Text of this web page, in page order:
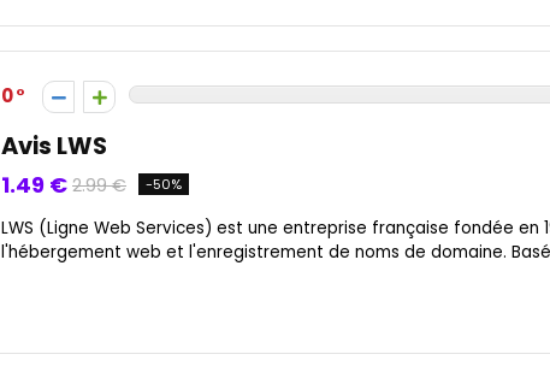
0
Avis LWS
1.49 € 2.99 € -50%
LWS (Ligne Web Services) est une entreprise française fondée en
l'hébergement web et l'enregistrement de noms de domaine.